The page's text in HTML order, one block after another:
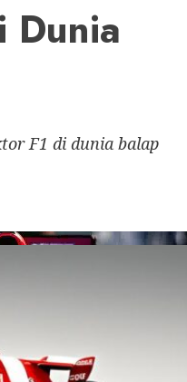
Dunia
F1 di dunia balap